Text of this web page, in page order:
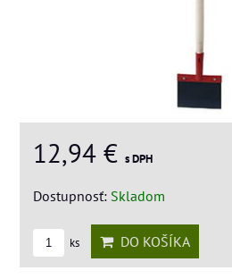
12,94 € s DPH
Dostupnosť: Skladom
ks DO KOŠÍKA